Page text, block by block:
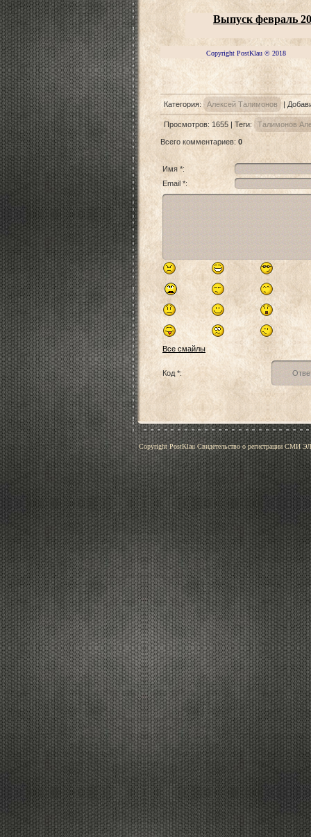
Выпуск февраль
Copyright PostKlau © 2018
Категория: Алексей Талимонов |
Просмотров: 1655 | Теги: Талимонов
Всего комментариев: 0
Имя *:
Email *:
Все смайлы
Код *:
Copyright PostKlau Свидетельство о регистрации СМИ